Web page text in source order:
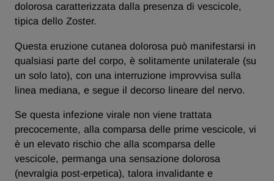
dolorosa caratterizzata dalla presenza di vescicole,
tipica dello Zoster.
Questa eruzione cutanea dolorosa può manifestarsi in
qualsiasi parte del corpo, è solitamente unilaterale (su
un solo lato), con una interruzione improvvisa sulla
linea mediana, e segue il decorso lineare del nervo.
Se questa infezione virale non viene trattata
precocemente, alla comparsa delle prime vescicole, vi
è un elevato rischio che alla scomparsa delle
vescicole, permanga una sensazione dolorosa
(nevralgia post-erpetica), talora invalidante e